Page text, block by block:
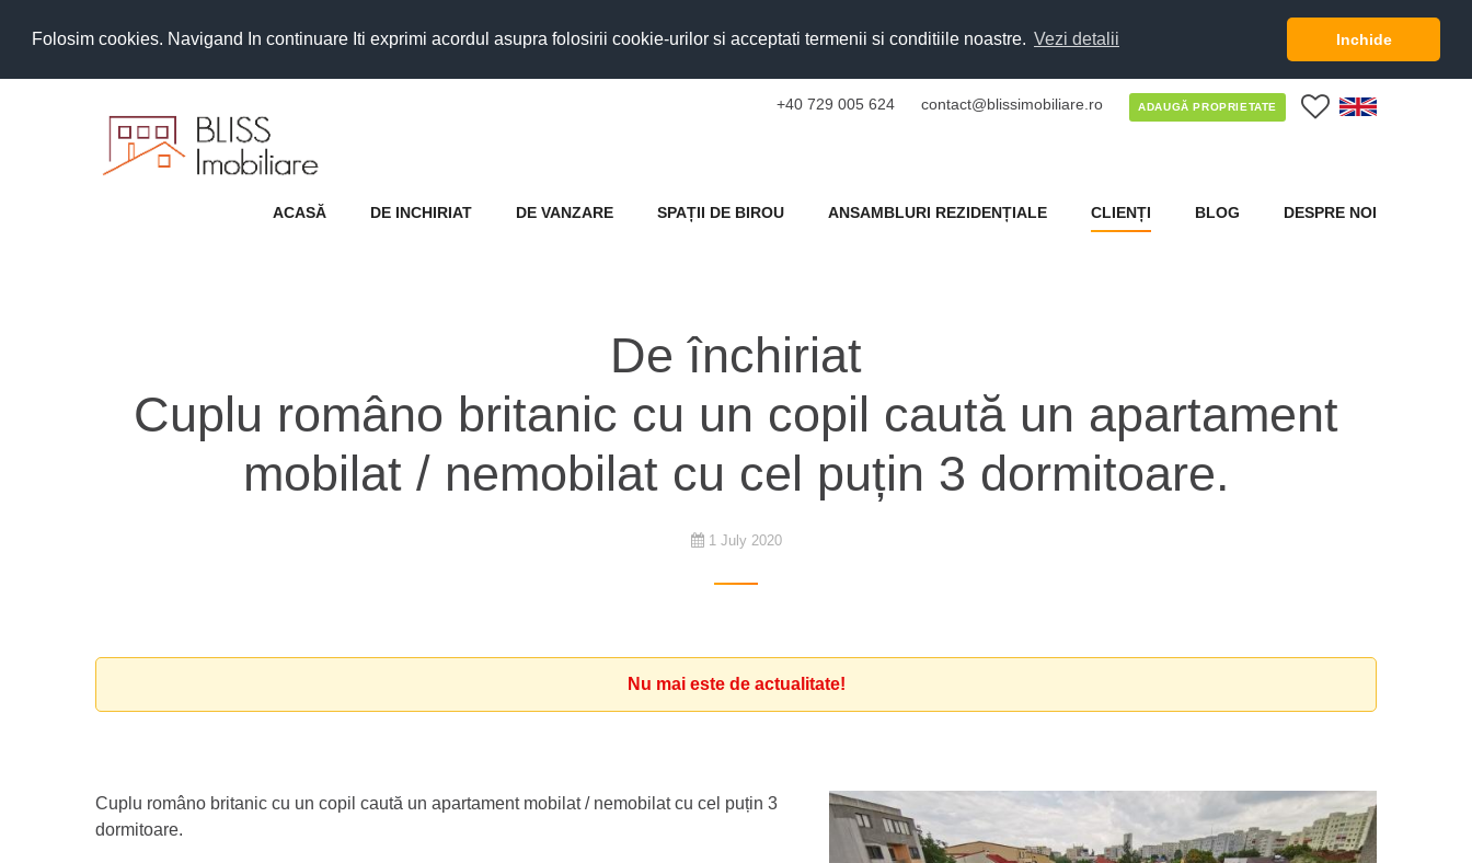
Folosim cookies. Navigand In continuare Iti exprimi acordul asupra folosirii cookie-urilor si acceptati termenii si conditiile noastre. Vezi detalii Inchide
+40 729 005 624 contact@blissimobiliare.ro ADAUGĂ PROPRIETATE
ACASĂ DE INCHIRIAT DE VANZARE SPAȚII DE BIROU ANSAMBLURI REZIDENȚIALE CLIENȚI BLOG DESPRE NOI
De închiriat
Cuplu româno britanic cu un copil caută un apartament
mobilat / nemobilat cu cel puțin 3 dormitoare.
1 July 2020
Nu mai este de actualitate!
Cuplu româno britanic cu un copil caută un apartament mobilat / nemobilat cu cel puțin 3
dormitoare.